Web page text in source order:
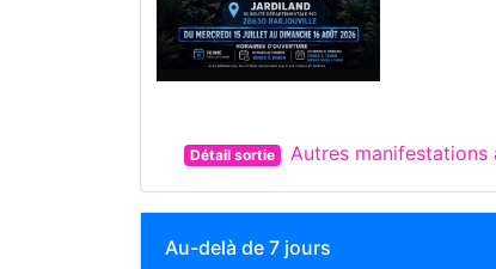
Détail sortie Autres manifestations
Au-delà de 7 jours